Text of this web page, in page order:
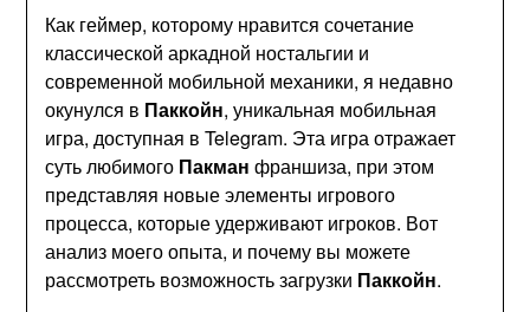
Как геймер, которому нравится сочетание
классической аркадной ностальгии и
современной мобильной механики, я недавно
окунулся в Паккойн, уникальная мобильная
игра, доступная в Telegram. Эта игра отражает
суть любимого Пакман франшиза, при этом
представляя новые элементы игрового
процесса, которые удерживают игроков. Вот
анализ моего опыта, и почему вы можете
рассмотреть возможность загрузки Паккойн.